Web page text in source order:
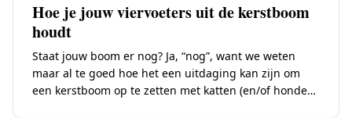
Hoe je jouw viervoeters uit de kerstboom
houdt
Staat jouw boom er nog? Ja, “nog”, want we weten
maar al te goed hoe het een uitdaging kan zijn om
een kerstboom op te zetten met katten (en/of honden)